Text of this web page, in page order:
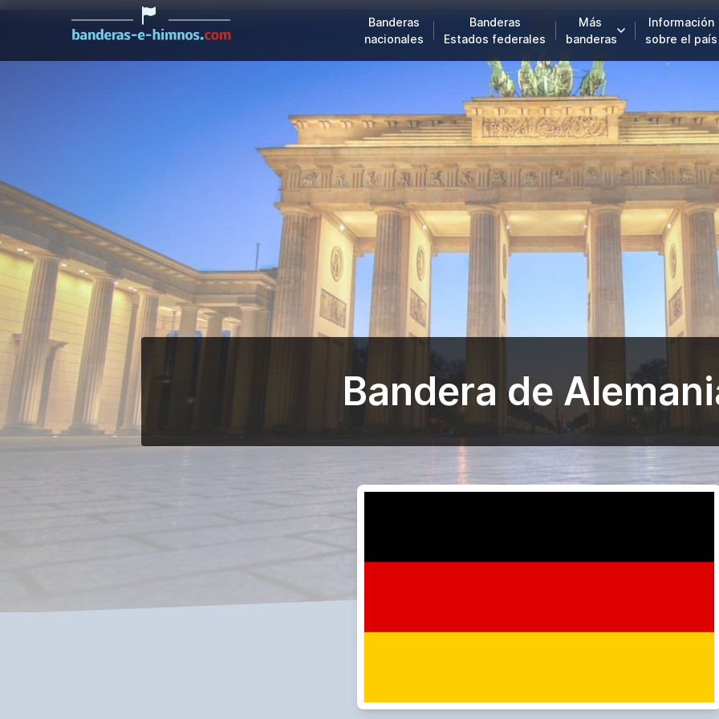
Banderas
nacionales
Banderas
Estados federales
Más
banderas
Información
sobre el país
Bandera de